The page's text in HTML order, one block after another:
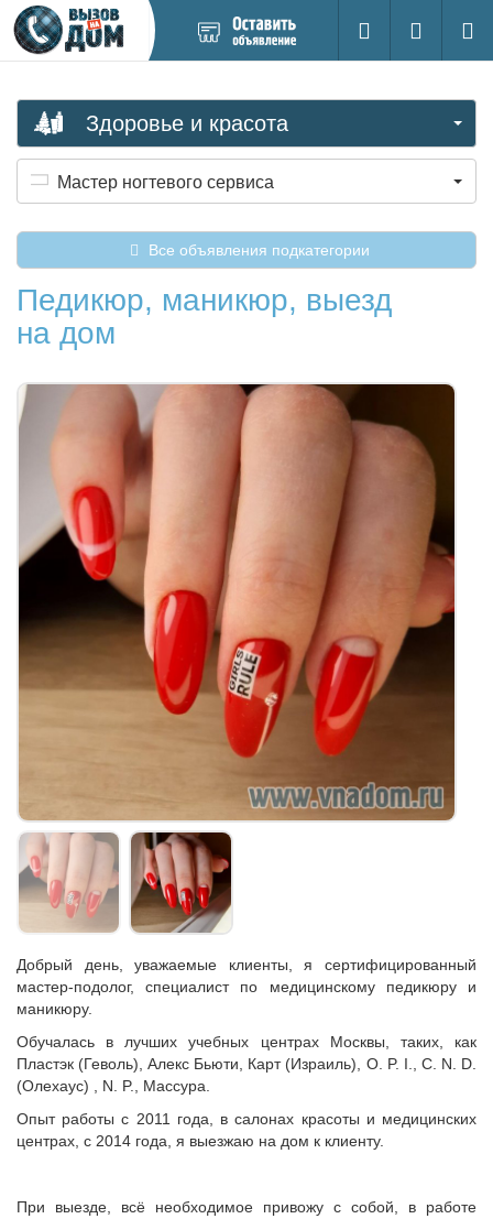
новое
Поиск
Вход на
Здоровье и красота
Мастер ногтевого сервиса
Все объявления подкатегории
Педикюр, маникюр, выезд
на дом
Добрый день, уважаемые клиенты, я сертифицированный
мастер-подолог, специалист по медицинскому педикюру и
маникюру.
Обучалась в лучших учебных центрах Москвы, таких, как
Пластэк (Геволь), Алекс Бьюти, Карт (Израиль), О. P. I., C. N. D.
(Олехаус) , N. P., Массура.
Опыт работы с 2011 года, в салонах красоты и медицинских
центрах, с 2014 года, я выезжаю на дом к клиенту.
При выезде, всё необходимое привожу с собой, в работе